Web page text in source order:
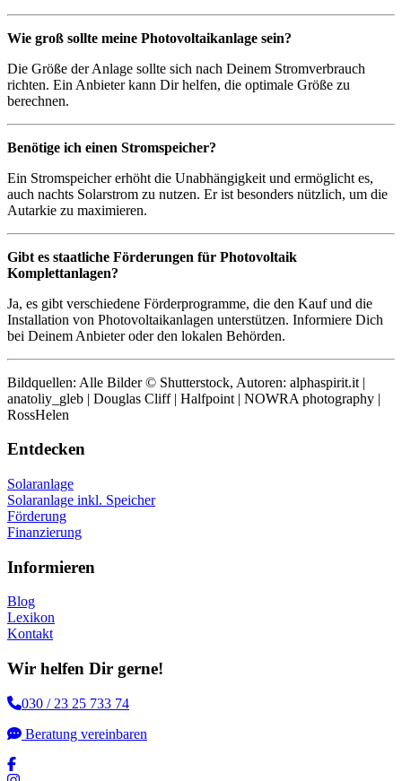
Wie groß sollte meine Photovoltaikanlage sein?
Die Größe der Anlage sollte sich nach Deinem Stromverbrauch
richten. Ein Anbieter kann Dir helfen, die optimale Größe zu
berechnen.
Benötige ich einen Stromspeicher?
Ein Stromspeicher erhöht die Unabhängigkeit und ermöglicht es,
auch nachts Solarstrom zu nutzen. Er ist besonders nützlich, um die
Autarkie zu maximieren.
Gibt es staatliche Förderungen für Photovoltaik
Komplettanlagen?
Ja, es gibt verschiedene Förderprogramme, die den Kauf und die
Installation von Photovoltaikanlagen unterstützen. Informiere Dich
bei Deinem Anbieter oder den lokalen Behörden.
Bildquellen: Alle Bilder © Shutterstock, Autoren: alphaspirit.it |
anatoliy_gleb | Douglas Cliff | Halfpoint | NOWRA photography |
RossHelen
Entdecken
Solaranlage
Solaranlage inkl. Speicher
Förderung
Finanzierung
Informieren
Blog
Lexikon
Kontakt
Wir helfen Dir gerne!
030 / 23 25 733 74
Beratung vereinbaren